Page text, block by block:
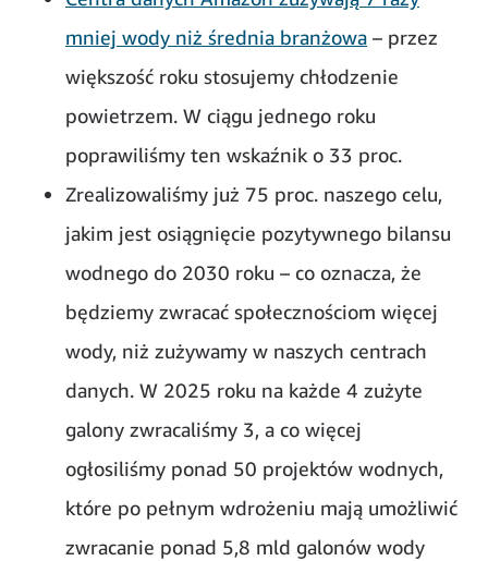
mniej wody niż średnia branżowa – przez
większość roku stosujemy chłodzenie
powietrzem. W ciągu jednego roku
poprawiliśmy ten wskaźnik o 33 proc.
Zrealizowaliśmy już 75 proc. naszego celu,
jakim jest osiągnięcie pozytywnego bilansu
wodnego do 2030 roku – co oznacza, że
będziemy zwracać społecznościom więcej
wody, niż zużywamy w naszych centrach
danych. W 2025 roku na każde 4 zużyte
galony zwracaliśmy 3, a co więcej
ogłosiliśmy ponad 50 projektów wodnych,
które po pełnym wdrożeniu mają umożliwić
zwracanie ponad 5,8 mld galonów wody